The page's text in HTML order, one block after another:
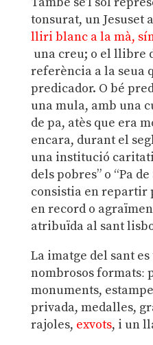
tonsurat, un Jesuset
lliri blanc a la mà,
una creu; o el llibre
referència a la seua
predicador. O bé
una mula, amb una
de pa, atès que era
encara, durant el
una institució
dels pobres” o “Pa
consistia en repartir
en record o
atribuïda al sant
La imatge del sant
nombrosos formatsː
monuments,
privada, medalles,
rajoles, exvots, i un